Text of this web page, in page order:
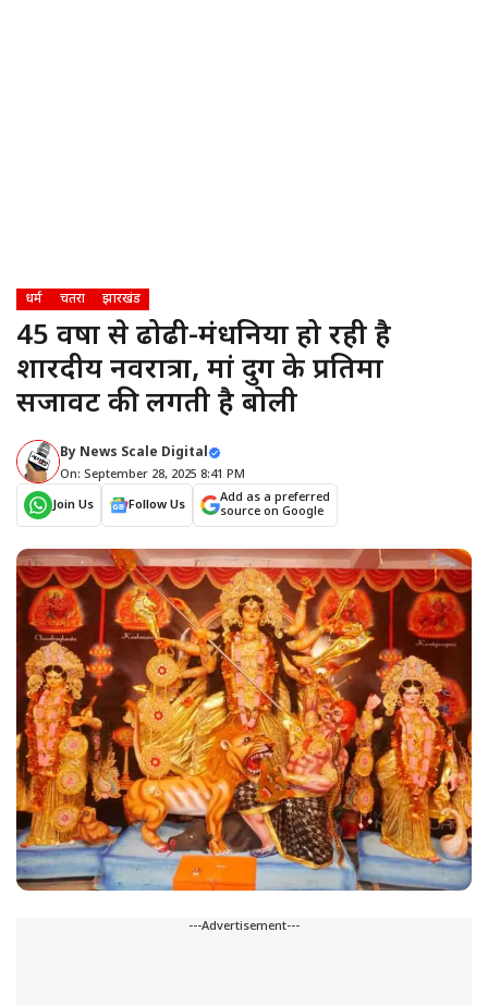
धर्म चतरा झारखंड
45 वर्षाे से ढोढी-मंधनिया हो रही है
शारदीय नवरात्रा, मां दुर्गे के प्रतिमा
सजावट की लगती है बोली
By News Scale Digital
On: September 28, 2025 8:41 PM
Join Us
Follow Us
Add as a preferred
source on Google
---Advertisement---